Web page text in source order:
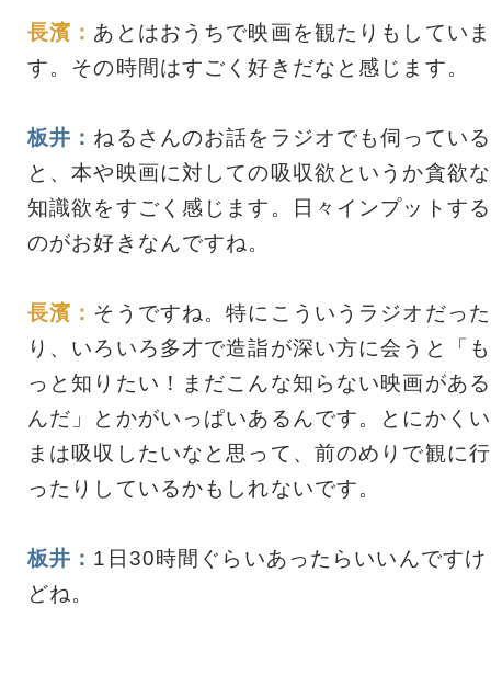
長濱： あとはおうちで映画を観たりもしていま
す。その時間はすごく好きだなと感じます。
板井： ねるさんのお話をラジオでも伺っている
と、本や映画に対しての吸収欲というか貪欲な
知識欲をすごく感じます。日々インプットする
のがお好きなんですね。
長濱： そうですね。特にこういうラジオだった
り、いろいろ多才で造詣が深い方に会うと「も
っと知りたい！まだこんな知らない映画がある
んだ」とかがいっぱいあるんです。とにかくい
まは吸収したいなと思って、前のめりで観に行
ったりしているかもしれないです。
板井： 1日30時間ぐらいあったらいいんですけ
どね。